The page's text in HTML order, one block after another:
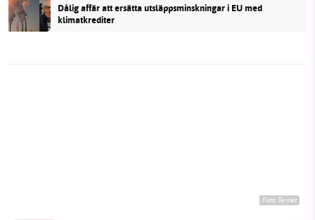
Dålig affär att ersätta utsläppsminskningar i EU med
klimatkrediter
Foto: Tennet